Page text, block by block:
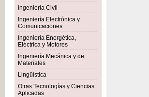
Ingeniería Civil
Ingeniería Electrónica y
Comunicaciones
Ingeniería Energética,
Eléctrica y Motores
Ingeniería Mecánica y de
Materiales
Lingüística
Otras Tecnologías y Ciencias
Aplicadas